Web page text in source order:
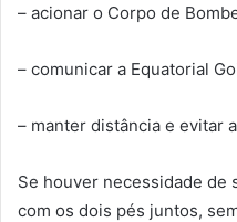
– acionar o Corpo de
– comunicar a Equatorial
– manter distância e evitar
Se houver necessidade de
com os dois pés juntos,